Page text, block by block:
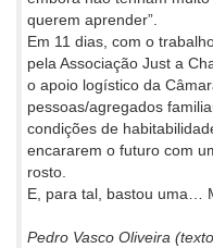
querem aprender”.
Em 11 dias, com o
pela Associação Just a
o apoio logístico da
pessoas/agregados
condições de
encararem o futuro com
rosto.
E, para tal, bastou uma…
Pedro Vasco Oliveira